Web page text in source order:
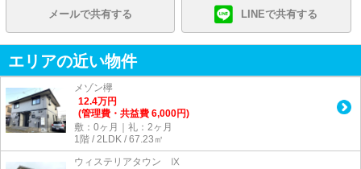
メールで共有する LINEで共有する
エリアの近い物件
メゾン欅
12.4万円
(管理費・共益費 6,000円)
敷：0ヶ月｜礼：2ヶ月
1階 / 2LDK / 67.23㎡
ウィステリアタウン Ⅸ